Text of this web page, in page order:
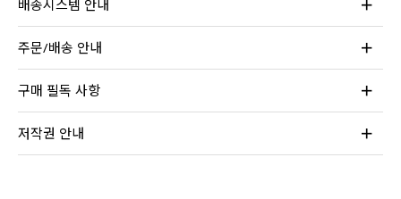
배송시스템 안내
주문/배송 안내
구매 필독 사항
저작권 안내